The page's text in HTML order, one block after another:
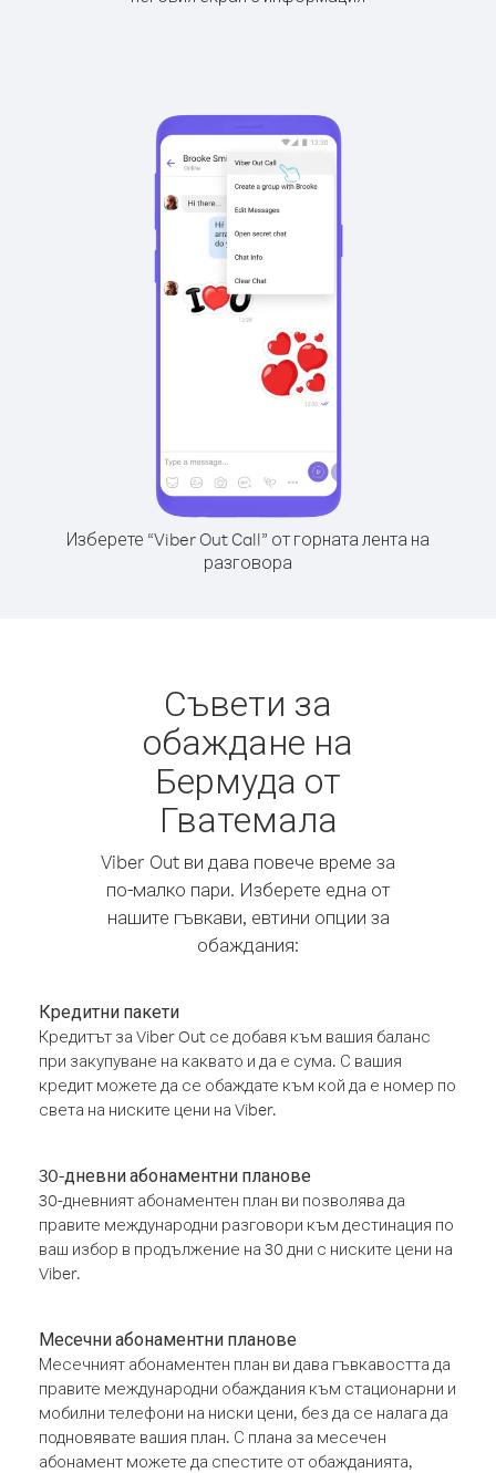
Изберете “Viber Out Call” от горната лента на
разговора
Съвети за
обаждане на
Бермуда от
Гватемала
Viber Out ви дава повече време за
по-малко пари. Изберете една от
нашите гъвкави, евтини опции за
обаждания:
Кредитни пакети
Кредитът за Viber Out се добавя към вашия баланс
при закупуване на каквато и да е сума. С вашия
кредит можете да се обаждате към кой да е номер по
света на ниските цени на Viber.
30-дневни абонаментни планове
30-дневният абонаментен план ви позволява да
правите международни разговори към дестинация по
ваш избор в продължение на 30 дни с ниските цени на
Viber.
Месечни абонаментни планове
Месечният абонаментен план ви дава гъвкавостта да
правите международни обаждания към стационарни и
мобилни телефони на ниски цени, без да се налага да
подновявате вашия план. С плана за месечен
абонамент можете да спестите от обажданията,